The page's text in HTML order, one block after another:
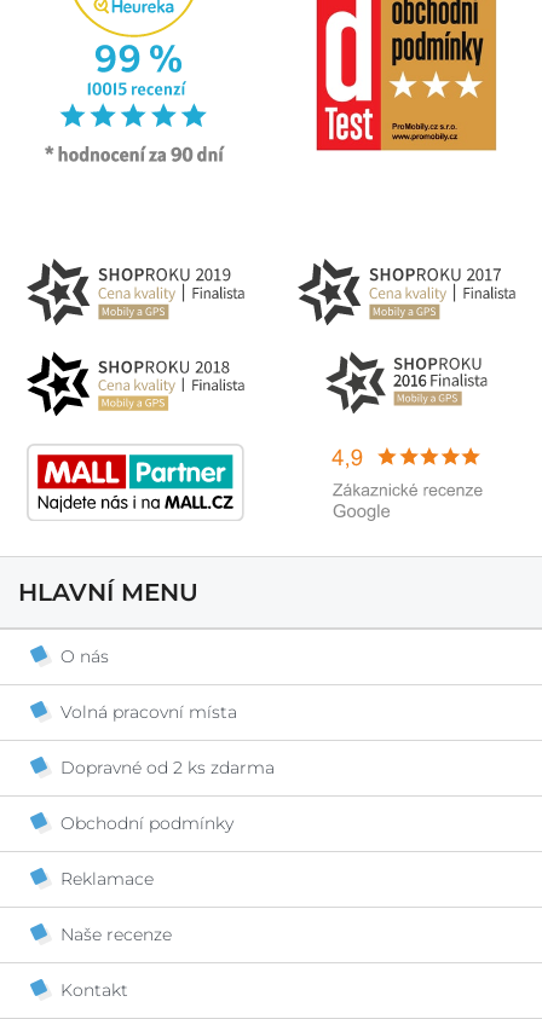
HLAVNÍ MENU
O nás
Volná pracovní místa
Dopravné od 2 ks zdarma
Obchodní podmínky
Reklamace
Naše recenze
Kontakt